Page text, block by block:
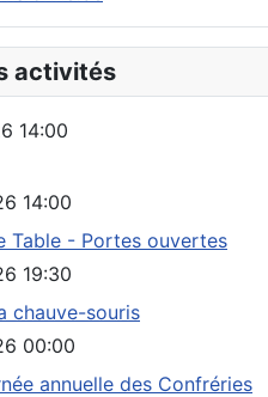
activités
14:00
14:00
Table - Portes ouvertes
19:30
chauve-souris
00:00
annuelle des Confréries